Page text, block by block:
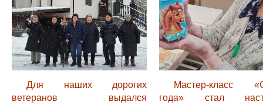
Для наших дорогих
ветеранов выдался
Мастер-класс
года» стал